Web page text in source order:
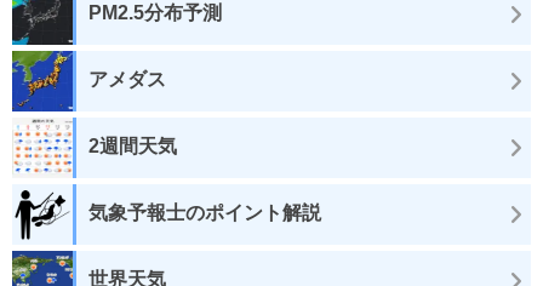
PM2.5分布予測
アメダス
2週間天気
気象予報士のポイント解説
世界天気